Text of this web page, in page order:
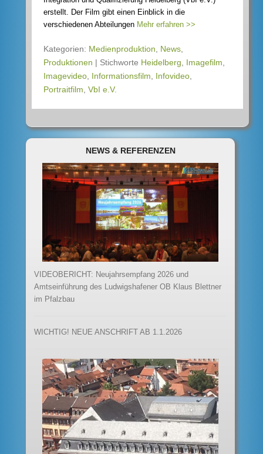
erstellt. Der Film gibt einen Einblick in die
verschiedenen Abteilungen Mehr erfahren >>
Kategorien: Medienproduktion News
Produktionen | Stichworte Heidelberg Imagefilm
Imagevideo Informationsfilm Infovideo
Portraitfilm VbI e.V.
NEWS & REFERENZEN
VIDEOBERICHT: Neujahrsempfang 2026 und
Amtseinführung des Ludwigshafener OB Klaus Blettner
im Pfalzbau
WICHTIG! NEUE ANSCHRIFT AB 1.1.2026